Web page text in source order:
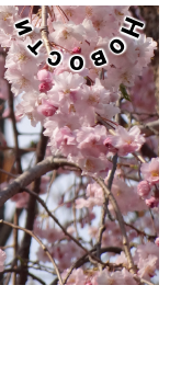
Н
о
в
о
с
т
и